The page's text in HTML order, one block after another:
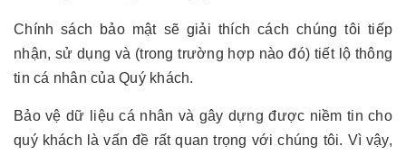
Chính sách bảo mật sẽ giải thích cách chúng tôi tiếp
nhận, sử dụng và (trong trường hợp nào đó) tiết lộ thông
tin cá nhân của Quý khách.
Bảo vệ dữ liệu cá nhân và gây dựng được niềm tin cho
quý khách là vấn đề rất quan trọng với chúng tôi. Vì vậy,